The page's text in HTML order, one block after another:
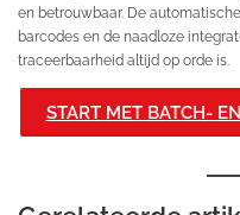
en betrouwbaar. De
barcodes en de naadloze
traceerbaarheid altijd op orde is.
START MET BATCH-